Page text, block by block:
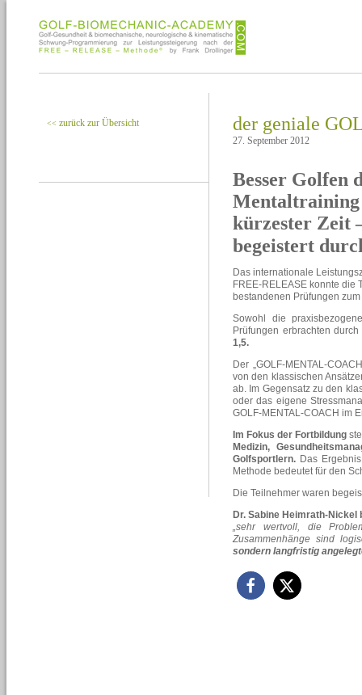
<< zurück zur Übersicht der geniale
27. September 2012
Besser Golfen
kürzester Zeit
begeistert
Das internationale
FREE-RELEASE konnte die
bestandenen Prüfungen zum
Sowohl die
Prüfungen erbrachten
1,5.
Der „GOLF-MENTAL-COACH
von den klassischen
ab. Im Gegensatz zu den
oder das eigene
GOLF-MENTAL-COACH im
Im Fokus der Fortbildung
Medizin,
Golfsportlern. Das
Methode bedeutet für den
Die Teilnehmer waren
Dr. Sabine Heimrath-
„sehr wertvoll, die
Zusammenhänge sind
sondern langfristig